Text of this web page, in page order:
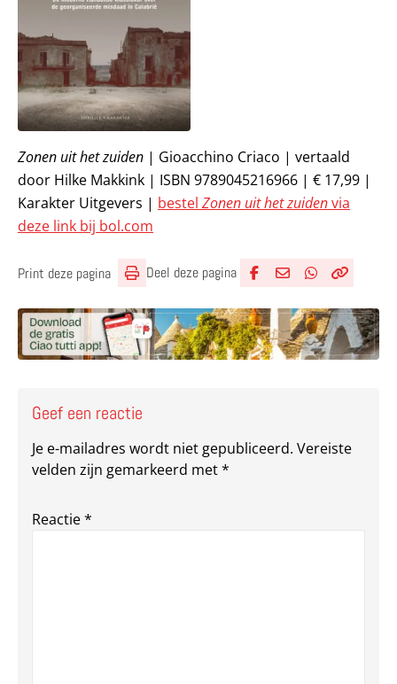
Zonen uit het zuiden | Gioacchino Criaco | vertaald
door Hilke Makkink | ISBN 9789045216966 | € 17,99 |
Karakter Uitgevers | bestel Zonen uit het zuidenvia
deze link bij bol.com
Print deze pagina Deel deze pagina
Geef een reactie
Je e-mailadres wordt niet gepubliceerd. Vereiste
velden zijn gemarkeerd met*
Reactie*